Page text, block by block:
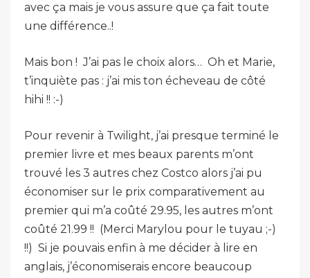
avec ça mais je vous assure que ça fait toute
une différence..!
Mais bon ! J’ai pas le choix alors… Oh et Marie,
t’inquiète pas : j’ai mis ton écheveau de côté
hihi !! :-)
Pour revenir à Twilight, j’ai presque terminé le
premier livre et mes beaux parents m’ont
trouvé les 3 autres chez Costco alors j’ai pu
économiser sur le prix comparativement au
premier qui m’a coûté 29.95, les autres m’ont
coûté 21.99 !! (Merci Marylou pour le tuyau ;-)
!!) Si je pouvais enfin à me décider à lire en
anglais, j’économiserais encore beaucoup